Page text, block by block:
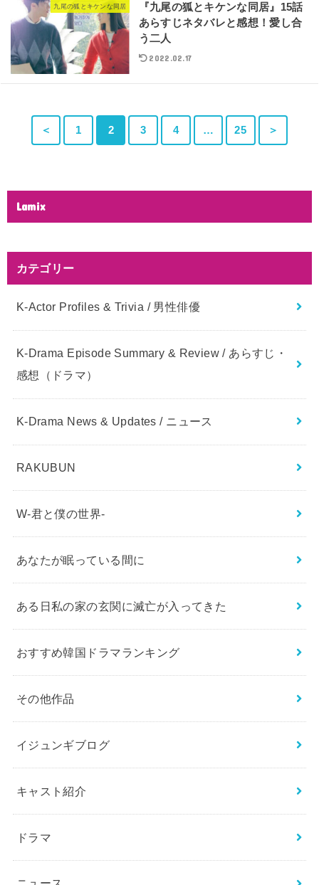
九尾の狐とキケンな同居
『九尾の狐とキケンな同居』15話
あらすじネタバレと感想！愛し合
う二人
2022.02.17
＜ 1 2 3 4 … 25 ＞
Lamix
カテゴリー
K-Actor Profiles & Trivia / 男性俳優
K-Drama Episode Summary & Review / あらすじ・
感想（ドラマ）
K-Drama News & Updates / ニュース
RAKUBUN
W-君と僕の世界-
あなたが眠っている間に
ある日私の家の玄関に滅亡が入ってきた
おすすめ韓国ドラマランキング
その他作品
イジュンギブログ
キャスト紹介
ドラマ